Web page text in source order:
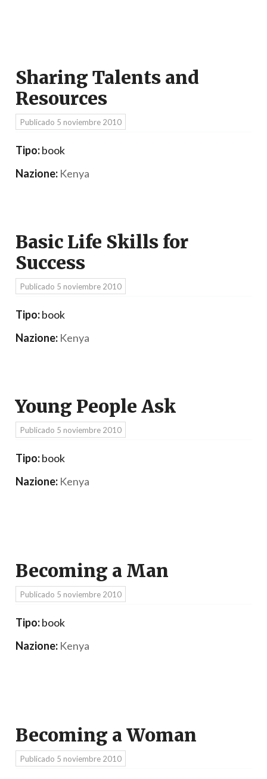
Sharing Talents and
Resources
Publicado 5 noviembre 2010
Tipo:book
Nazione: Kenya
Basic Life Skills for
Success
Publicado 5 noviembre 2010
Tipo:book
Nazione: Kenya
Young People Ask
Publicado 5 noviembre 2010
Tipo:book
Nazione: Kenya
Becoming a Man
Publicado 5 noviembre 2010
Tipo:book
Nazione: Kenya
Becoming a Woman
Publicado 5 noviembre 2010